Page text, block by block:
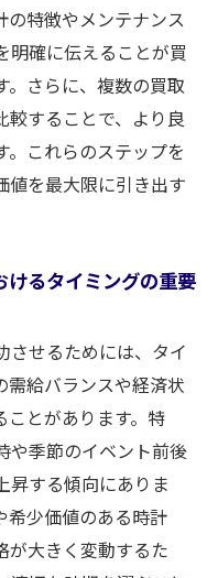
を調査する方法
メガ時計の価値の
チェックポイント
右する理由
でのオメガ買取を
る買取価格の違い
逃しがちな項目と
取における状態の
めの専門家アドバ
の特徴やメンテナンス
明確に伝えることが買
。さらに、複数の買取
較することで、より良
。これらのステップを
値を最大限に引き出す
るタイミングの重要
させるためには、タイ
需給バランスや経済状
ことがあります。特
や季節のイベント前後
昇する傾向にありま
希少価値のある時計
が大きく変動するた